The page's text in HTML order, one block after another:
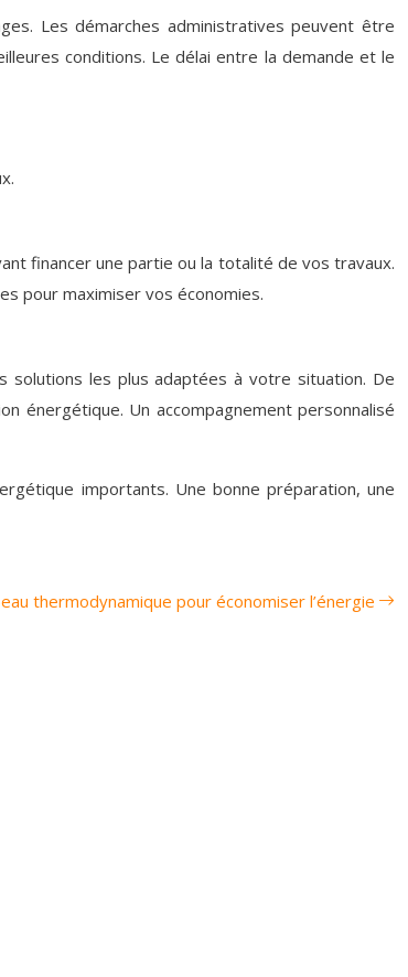
Les démarches administratives peuvent être
conditions. Le délai entre la demande et le
financer une partie ou la totalité de vos travaux.
pour maximiser vos économies.
solutions les plus adaptées à votre situation. De
énergétique. Un accompagnement personnalisé
importants. Une bonne préparation, une
thermodynamique pour économiser l’énergie